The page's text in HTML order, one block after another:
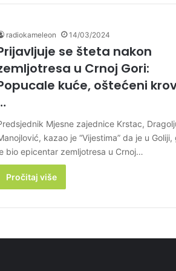
radiokameleon 14/03/2024
se šteta nakon
u Crnoj Gori:
kuće, oštećeni
Mjesne zajednice Krstac,
kazao je “Vijestima” da je u Goliji,
bio epicentar zemljotresa u Crnoj…
Pročitaj više